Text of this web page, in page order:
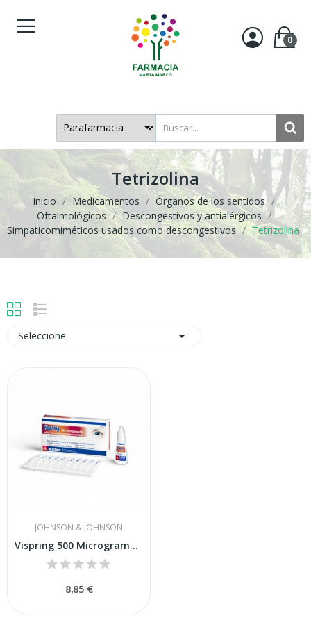
0
Tetrizolina
Inicio Medicamentos
Órganos de los sentidos
Oftalmológicos
Descongestivos y antialérgicos
Simpaticomiméticos usados como descongestivos
Tetrizolina
Seleccione 
JOHNSON & JOHNSON
Vispring 500 Microgramos-ml 10 Monodosis
8,85 €